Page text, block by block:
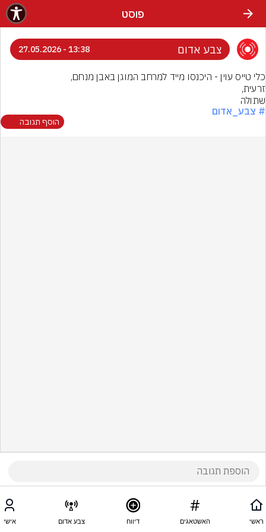
פוסט
צבע אדום 13:38 - 27.05.2026
שתולה
# צבע_אדום
הוסף תגובה
ראשי האשטאגים דיווח צבע אדום אישי